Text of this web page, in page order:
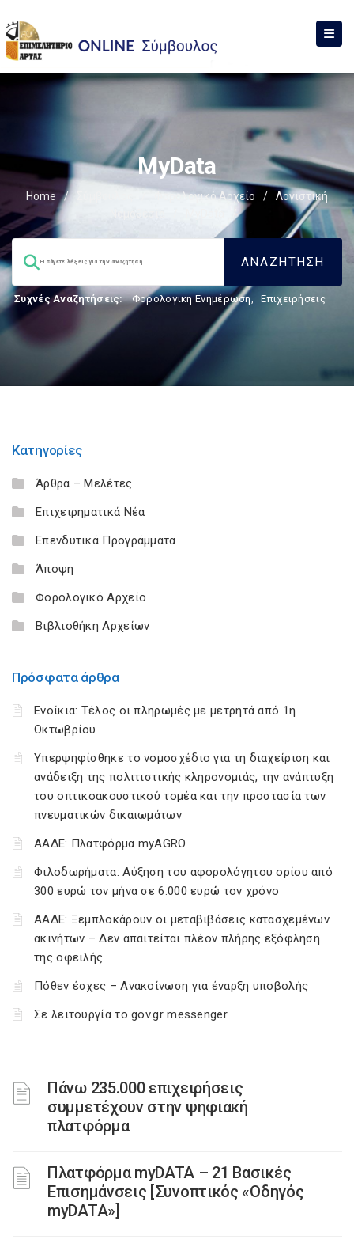
MyData
Home / Φορολογικό Αρχείο /
Λογιστική
Συχνές Αναζητήσεις: Φορολογικη Ενημέρωση, Επιχειρήσεις
Κατηγορίες
Άρθρα – Μελέτες
Επιχειρηματικά Νέα
Επενδυτικά Προγράμματα
Άποψη
Φορολογικό Αρχείο
Βιβλιοθήκη Αρχείων
Πρόσφατα άρθρα
Ενοίκια: Τέλος οι πληρωμές με μετρητά από 1η
Οκτωβρίου
Υπερψηφίσθηκε το νομοσχέδιο για τη διαχείριση και
ανάδειξη της πολιτιστικής κληρονομιάς, την ανάπτυξη
του οπτικοακουστικού τομέα και την προστασία των
πνευματικών δικαιωμάτων
ΑΑΔΕ: Πλατφόρμα myAGRO
Φιλοδωρήματα: Αύξηση του αφορολόγητου ορίου από
300 ευρώ τον μήνα σε 6.000 ευρώ τον χρόνο
ΑΑΔΕ: Ξεμπλοκάρουν οι μεταβιβάσεις κατασχεμένων
ακινήτων – Δεν απαιτείται πλέον πλήρης εξόφληση
της οφειλής
Πόθεν έσχες – Ανακοίνωση για έναρξη υποβολής
Σε λειτουργία το gov.gr messenger
Πάνω 235.000 επιχειρήσεις
συμμετέχουν στην ψηφιακή
πλατφόρμα
Πλατφόρμα myDATA – 21 Βασικές
Επισημάνσεις [Συνοπτικός «Οδηγός
myDATA»]